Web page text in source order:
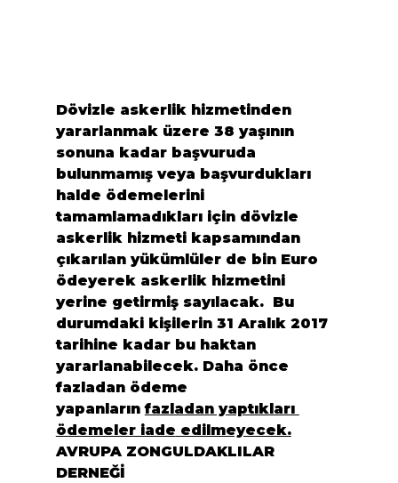
Dövizle askerlik hizmetinden
yararlanmak üzere 38 yaşının
sonuna kadar başvuruda
bulunmamış veya başvurdukları
halde ödemelerini
tamamlamadıkları için dövizle
askerlik hizmeti kapsamından
çıkarılan yükümlüler de bin Euro
ödeyerek askerlik hizmetini
yerine getirmiş sayılacak.  Bu
durumdaki kişilerin 31 Aralık 2017
tarihine kadar bu haktan
yararlanabilecek. Daha önce
fazladan ödeme
yapanların fazladan yaptıkları
ödemeler iade edilmeyecek.
AVRUPA ZONGULDAKLILAR
DERNEĞİ